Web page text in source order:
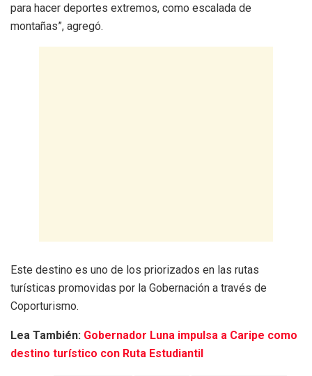
para hacer deportes extremos, como escalada de
montañas”, agregó.
Este destino es uno de los priorizados en las rutas
turísticas promovidas por la Gobernación a través de
Coporturismo.
Lea También: Gobernador Luna impulsa a Caripe como
destino turístico con Ruta Estudiantil